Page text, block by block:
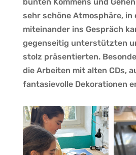
sehr schöne Atmosphäre, in
miteinander ins Gespräch
gegenseitig unterstützten
stolz präsentierten.
die Arbeiten mit alten CDs,
fantasievolle Dekorationen